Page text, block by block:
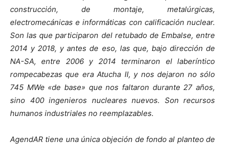
construcción, de montaje, metalúrgicas,
electromecánicas e informáticas con calificación nuclear.
Son las que participaron del retubado de Embalse, entre
2014 y 2018, y antes de eso, las que, bajo dirección de
NA-SA, entre 2006 y 2014 terminaron el laberíntico
rompecabezas que era Atucha II, y nos dejaron no sólo
745 MWe «de base» que nos faltaron durante 27 años,
sino 400 ingenieros nucleares nuevos. Son recursos
humanos industriales no reemplazables.
AgendAR tiene una única objeción de fondo al planteo de